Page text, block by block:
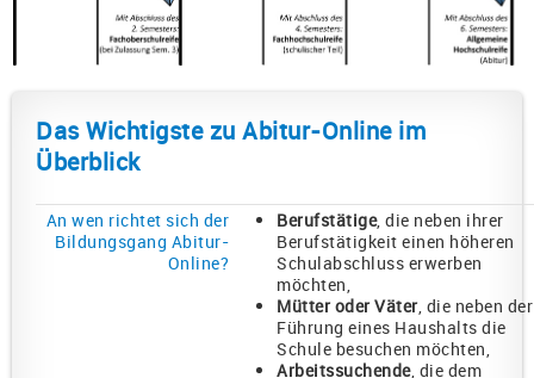
Das Wichtigste zu Abitur-Online im
Überblick
An wen richtet sich der
Bildungsgang Abitur-
Online?
Berufstätige, die neben ihrer
Berufstätigkeit einen höheren
Schulabschluss erwerben
möchten,
Mütter oder Väter , die neben der
Führung eines Haushalts die
Schule besuchen möchten,
Arbeitssuchende, die dem